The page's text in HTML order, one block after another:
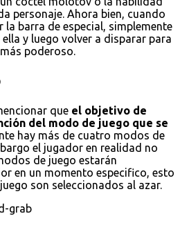
personaje. Ahora bien, cuando
la barra de especial, simplemente
y luego volver a disparar para
poderoso.
que el objetivo de
del modo de juego que se
hay más de cuatro modos de
el jugador en realidad no
de juego estarán
en un momento especifico, esto
son seleccionados al azar.